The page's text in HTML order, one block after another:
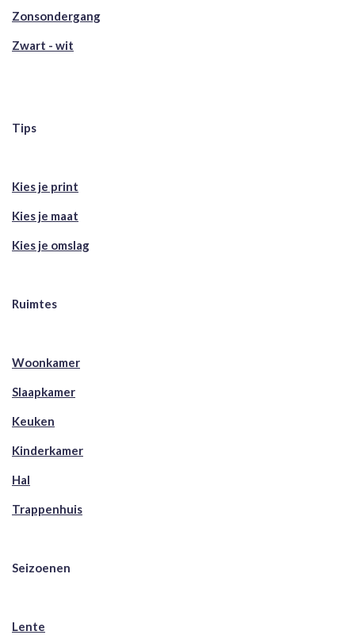
Zonsondergang
Zwart - wit
Tips
Kies je print
Kies je maat
Kies je omslag
Ruimtes
Woonkamer
Slaapkamer
Keuken
Kinderkamer
Hal
Trappenhuis
Seizoenen
Lente